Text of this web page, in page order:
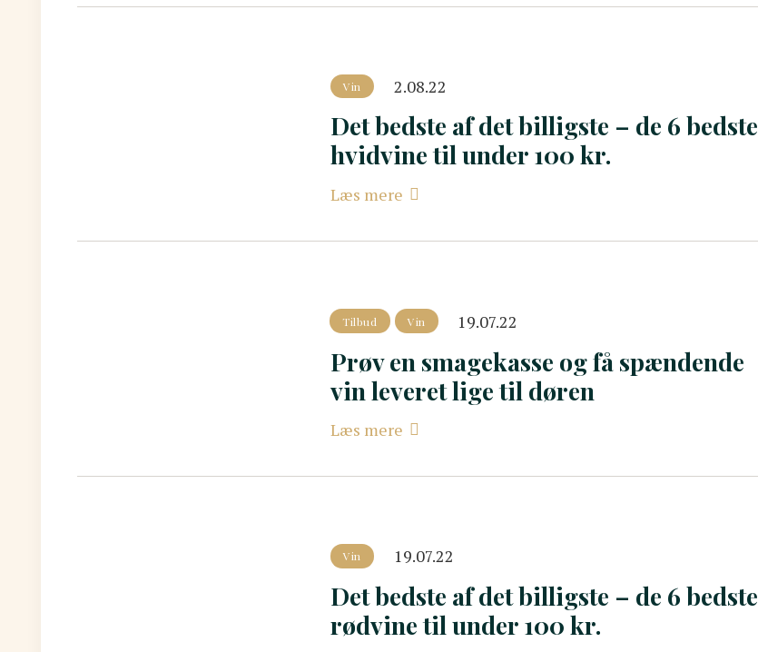
Vin 2.08.22
Det bedste af det billigste – de 6 bedste
hvidvine til under 100 kr.
Læs mere
Tilbud Vin 19.07.22
Prøv en smagekasse og få spændende
vin leveret lige til døren
Læs mere
Vin 19.07.22
Det bedste af det billigste – de 6 bedste
rødvine til under 100 kr.